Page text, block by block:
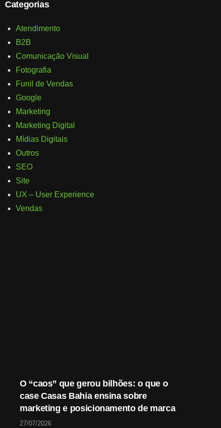
Categorias
Atendimento
B2B
Comunicação Visual
Fotografia
Funil de Vendas
Google
Marketing
Marketing Digital
Mídias Digitais
Outros
SEO
Site
UX – User Experience
Vendas
O “caos” que gerou bilhões: o que o
case Casas Bahia ensina sobre
marketing e posicionamento de marca
27/07/2026